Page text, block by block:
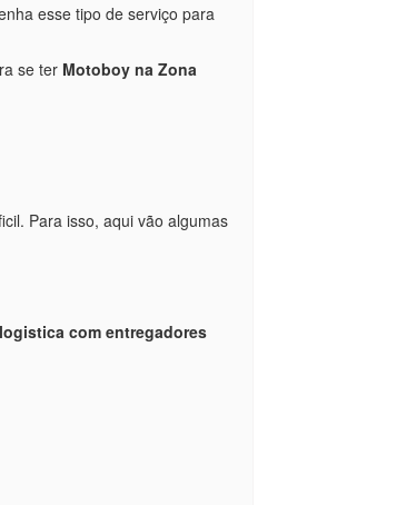
esse tipo de serviço para
se ter Motoboy na Zona
Para isso, aqui vão algumas
com entregadores